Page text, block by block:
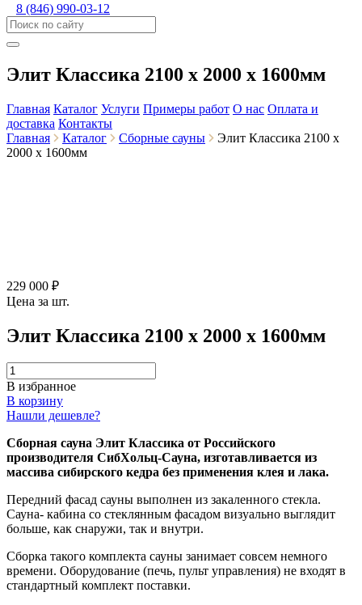
8 (846) 990-03-12
Элит Классика 2100 х 2000 х 1600мм
Главная Каталог Услуги Примеры работ О нас Оплата и
доставка Контакты
Главная
Каталог Сборные сауны
Элит Классика 2100 х
2000 х 1600мм
229 000 ₽
Цена за шт.
Элит Классика 2100 х 2000 х 1600мм
В избранное
В корзину
Нашли дешевле?
Сборная сауна Элит Классика от Российского
производителя CибХольц-Сауна, изготавливается из
массива сибирского кедра без применения клея и лака.
Передний фасад сауны выполнен из закаленного стекла.
Сауна- кабина со стеклянным фасадом визуально выглядит
больше, как снаружи, так и внутри.
Сборка такого комплекта сауны занимает совсем немного
времени. Оборудование (печь, пульт управления) не входят в
стандартный комплект поставки.